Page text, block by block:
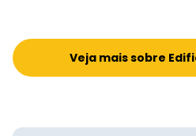
Veja mais sobre